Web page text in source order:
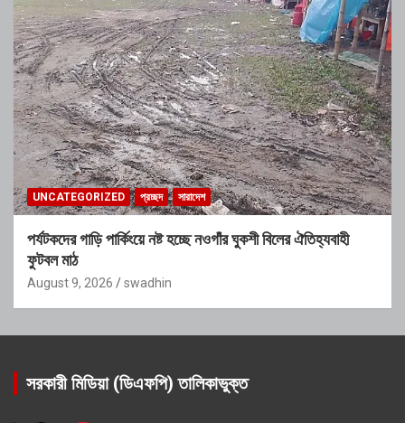
UNCATEGORIZED প্রচ্ছদ সারাদেশ
পর্যটকদের গাড়ি পার্কিংয়ে নষ্ট হচ্ছে নওগাঁর ঘুকশী বিলের ঐতিহ্যবাহী
ফুটবল মাঠ
August 9, 2026 swadhin
সরকারী মিডিয়া (ডিএফপি) তালিকাভুক্ত